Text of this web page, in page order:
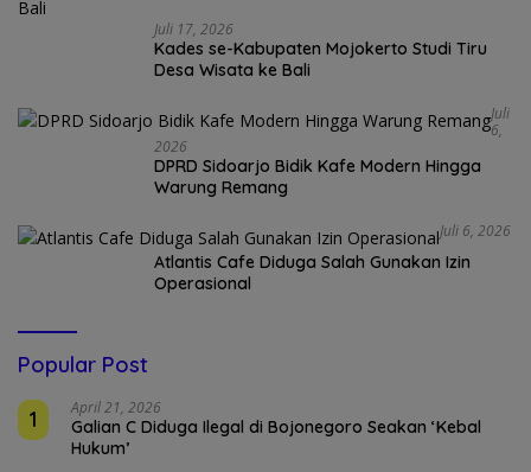
Juli 17, 2026
Kades se-Kabupaten Mojokerto Studi Tiru
Desa Wisata ke Bali
Juli
6,
2026
DPRD Sidoarjo Bidik Kafe Modern Hingga
Warung Remang
Juli 6, 2026
Atlantis Cafe Diduga Salah Gunakan Izin
Operasional
Popular Post
1
April 21, 2026
Galian C Diduga Ilegal di Bojonegoro Seakan ‘Kebal
Hukum’